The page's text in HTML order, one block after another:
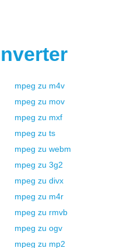
mpeg zu m4v
mpeg zu mov
mpeg zu mxf
mpeg zu ts
mpeg zu webm
mpeg zu 3g2
mpeg zu divx
mpeg zu m4r
mpeg zu rmvb
mpeg zu ogv
mpeg zu mp2